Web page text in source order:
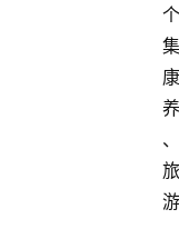
个
集
康
养
、
旅
游